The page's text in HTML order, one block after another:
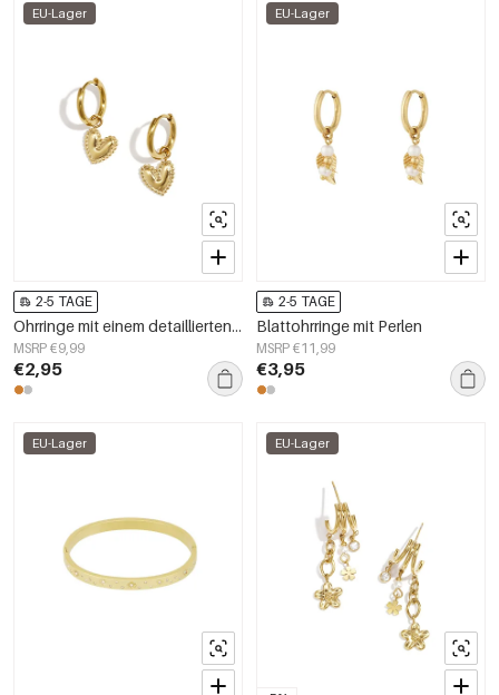
EU-Lager
2-5 TAGE
Ohrringe mit einem detaillierten baumelnden Herz
MSRP €9,99
€2,95
EU-Lager
2-5 TAGE
Blattohrringe mit Perlen
MSRP €11,99
€3,95
EU-Lager EU-Lager